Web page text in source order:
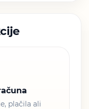
plačila ali